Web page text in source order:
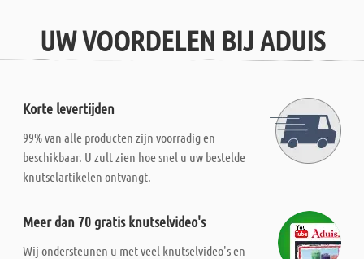
UW VOORDELEN BIJ ADUIS
Korte levertijden
99% van alle producten zijn voorradig en
beschikbaar. U zult zien hoe snel u uw bestelde
knutselartikelen ontvangt.
Meer dan 70 gratis knutselvideo's
Wij ondersteunen u met veel knutselvideo's en